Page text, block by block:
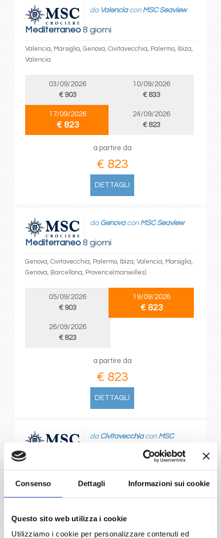
Consenso Dettagli Informazioni sui cookie
Questo sito web utilizza i cookie
Utilizziamo i cookie per personalizzare contenuti ed
Mediterraneo8 giorni
da Valenciacon MSC Seaview
Valencia, Marsiglia, Genova, Civitavecchia, Palermo, Ibiza,
Valencia
03/09/2026
€ 903
10/09/2026
€ 833
17/09/2026
€ 823
24/09/2026
€ 823
a partire da
€ 823
DETTAGLI
Mediterraneo8 giorni
da Genovacon MSC Seaview
Genova, Civitavecchia, Palermo, Ibiza, Valencia, Marsiglia,
Genova, Barcellona, Provence(marseilles)
05/09/2026
€ 903
19/09/2026
€ 823
26/09/2026
€ 823
a partire da
€ 823
DETTAGLI
Mediterraneo
da Civitavecchiacon MSC
Civitavecchia, Barcellona, Provence(marseilles)
€ 903